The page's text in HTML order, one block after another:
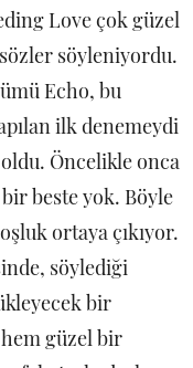
Love çok güzel
söyleniyordu.
Echo, bu
ilk denemeydi
Öncelikle onca
beste yok. Böyle
ortaya çıkıyor.
söylediği
bir
güzel bir